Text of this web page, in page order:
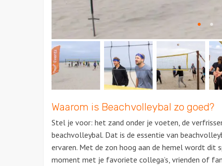
Waarom is Beachvolleybal zo goed?
Stel je voor: het zand onder je voeten, de
beachvolleybal. Dat is de essentie van
ervaren. Met de zon hoog aan de hemel wordt dit
moment met je favoriete collega’s, vrienden of